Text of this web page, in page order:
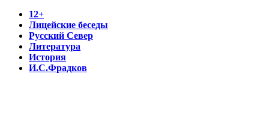
12+
Лицейские беседы
Русский Север
Литература
История
И.С.Фрадков